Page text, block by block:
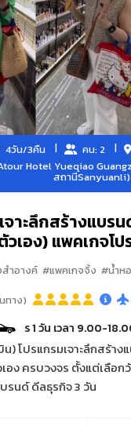
ละตกแต่ง, อุปกรณ์สุขภัณ
า, ฮาร์ดแวร์, เครื่องมือ
รตัดเหล็ก/ชุดดอกสว่าน/
งเท้าและของตกแต่งทุก
จจิ้งครบวงจร
น้ำห
ขนสัตว์/กระบะทรายแมว
/กบเหลาดินสอ/กล่องดิน
ลง/เชือกฟาง/พลาสติกค
4วัน/3คืน คน: 2
Hotel Yueqiao
สถานีSanyuanli)
จาะลึกสร้างแบร
เอง) แพคเกจโป
ำอางค์ #แพคเกจจิ้ง #น้ำห
ทาง)
เวลา 9.00-18.00 น.
) โปรแกรมเจาะลึกสร้าง
อง ครบวงจร ตั้งแต่เลือ
รนด์ ดีลธุรกิจ 3 วัน